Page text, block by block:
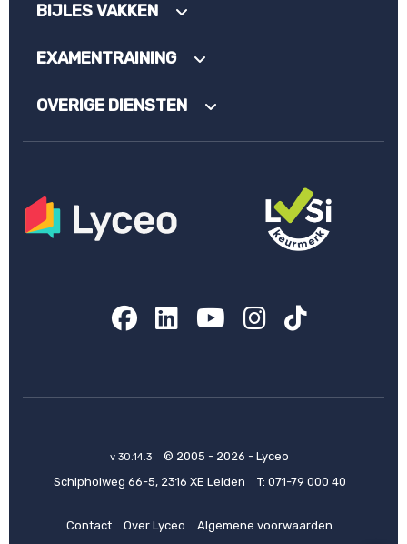
BIJLES VAKKEN
EXAMENTRAINING
OVERIGE DIENSTEN
Facebook
LinkedIn
YouTube
Instagram
TikTok
v 30.14.3
© 2005 - 2026 - Lyceo
Schipholweg 66-5, 2316 XE Leiden
T: 071-79 000 40
Contact Over Lyceo Algemene voorwaarden